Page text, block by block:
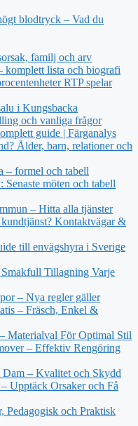
blodtryck – Vad du
familj och arv
komplett lista och biografi
RTP spelar
i Kungsbacka
och vanliga frågor
guide | Färganalys
Ålder, barn, relationer och
– formel och tabell
möten och tabell
– Hitta alla tjänster
Kontaktvägar &
till envägshyra i Sverige
Tillagning Varje
– Nya regler gäller
– Fräsch, Enkel &
Materialval För Optimal Stil
– Effektiv Rengöring
– Kvalitet och Skydd
Upptäck Orsaker och Få
Pedagogisk och Praktisk